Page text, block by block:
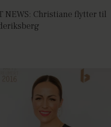
NEWS: Christiane flytter til